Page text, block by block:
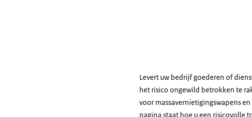
Levert uw bedrijf goederen of
het risico ongewild betrokken te
voor massavernietigingswapens
pagina staat hoe u een risicovolle